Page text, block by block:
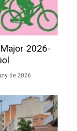
2026-
de 2026